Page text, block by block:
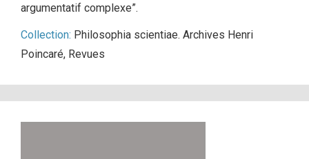
argumentatif complexe”.
Collection: Philosophia scientiae. Archives Henri
Poincaré, Revues